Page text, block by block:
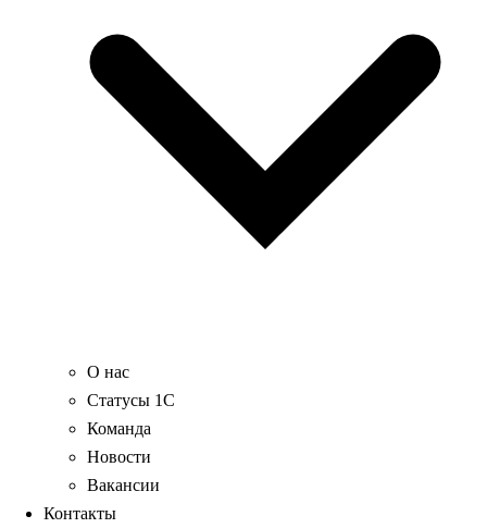
О нас
Статусы 1С
Команда
Новости
Вакансии
Контакты